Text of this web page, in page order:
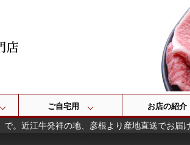
ご自宅用 お店の紹介
。近江牛発祥の地、彦根より産地直送でお届